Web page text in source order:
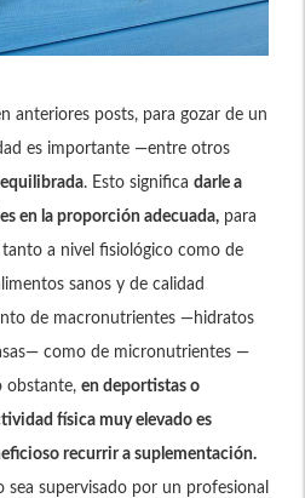
anteriores posts, para gozar de un
es importante —entre otros
. Esto significa darle a
en la proporción adecuada, para
a nivel fisiológico como de
sanos y de calidad
de macronutrientes —hidratos
como de micronutrientes —
obstante, en deportistas o
física muy elevado es
recurrir a suplementación.
sea supervisado por un profesional